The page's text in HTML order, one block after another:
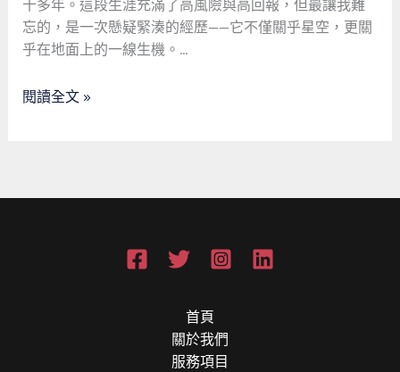
安
全
的
十多年。這段生涯充滿了高風險與高回報，但最讓我難
忘的，是一次懸疑緊湊的經歷——它不僅關乎星空，更關
乎在地面上的一線生機。…
商
業
航
老
疑
閱讀全文 »
首頁
關於我們
服務項目